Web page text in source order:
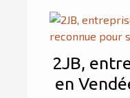
2JB,
en